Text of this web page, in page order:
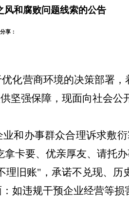
风和腐败问题线索的公告
分享：
优化营商环境的决策部署
坚强保障，现面向社会公
业和办事群众合理诉求敷
卡要、优亲厚友、请托办
理旧账"，承诺不兑现、历
如违规干预企业经营等损